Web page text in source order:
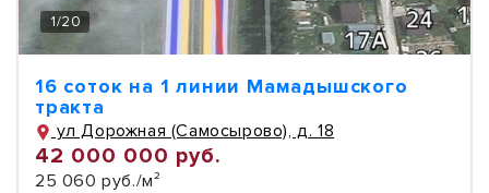
1/20
16 соток на 1 линии Мамадышского
тракта
ул Дорожная (Самосырово), д. 18
42 000 000 руб.
25 060 руб./м²